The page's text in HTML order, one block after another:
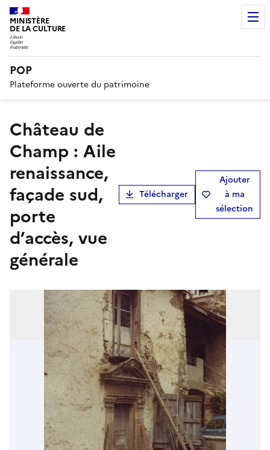
MINISTÈRE
DE LA CULTURE
POP
Plateforme ouverte du patrimoine
Château de
Champ : Aile
renaissance,
façade sud,
porte
d’accès, vue
générale
Télécharger
Ajouter
à ma
sélection